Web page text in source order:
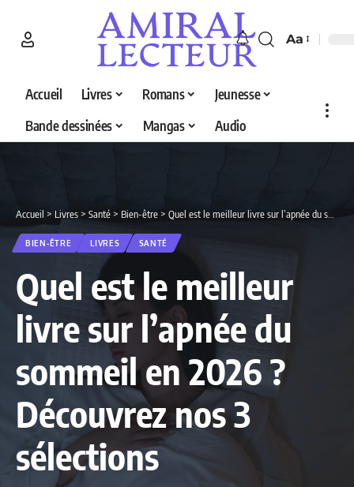
Aa
Accueil Livres Romans
Jeunesse
Bande dessinées
Mangas Audio
Accueil > Livres> Santé> Bien-être> Quel est le meilleur livre sur l’apnée du sommeil en 2026 ? Découvrez nos 3 sélections
BIEN-ÊTRE LIVRES SANTÉ
Quel est le meilleur
livre sur l’apnée du
sommeil en 2026 ?
Découvrez nos 3
sélections